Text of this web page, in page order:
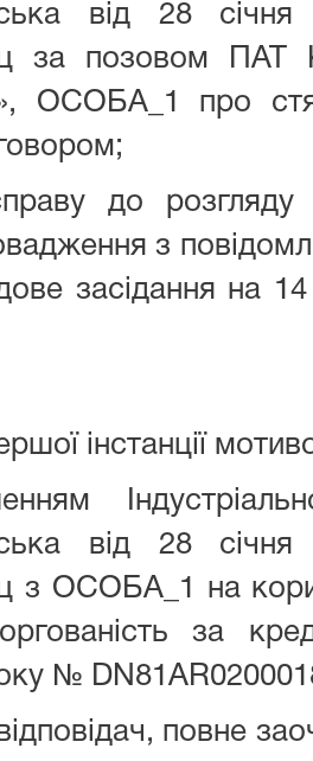
від 28
ц за позовом
ОСОБА_1 про
до розгляду
з
засідання на
інстанції
від 28
з ОСОБА_1 на
за
№
повне